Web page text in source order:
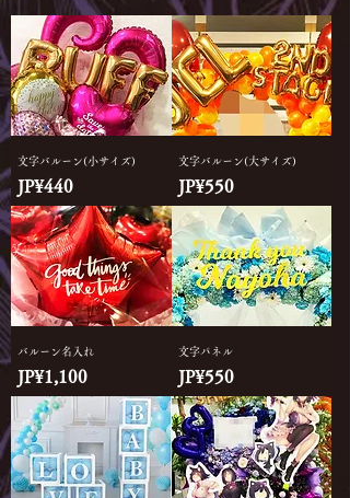
文字バルーン(小サイズ)
價格
JP¥440
文字バルーン(大サイズ)
價格
JP¥550
バルーン名入れ
價格
JP¥1,100
文字パネル
價格
JP¥550